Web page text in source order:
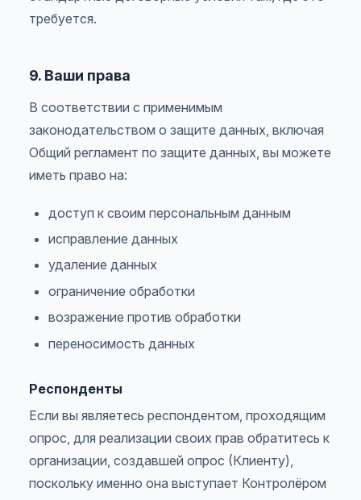
требуется.
9. Ваши права
В соответствии с применимым
законодательством о защите данных, включая
Общий регламент по защите данных, вы можете
иметь право на:
доступ к своим персональным данным
исправление данных
удаление данных
ограничение обработки
возражение против обработки
переносимость данных
Респонденты
Если вы являетесь респондентом, проходящим
опрос, для реализации своих прав обратитесь к
организации, создавшей опрос (Клиенту),
поскольку именно она выступает Контролёром